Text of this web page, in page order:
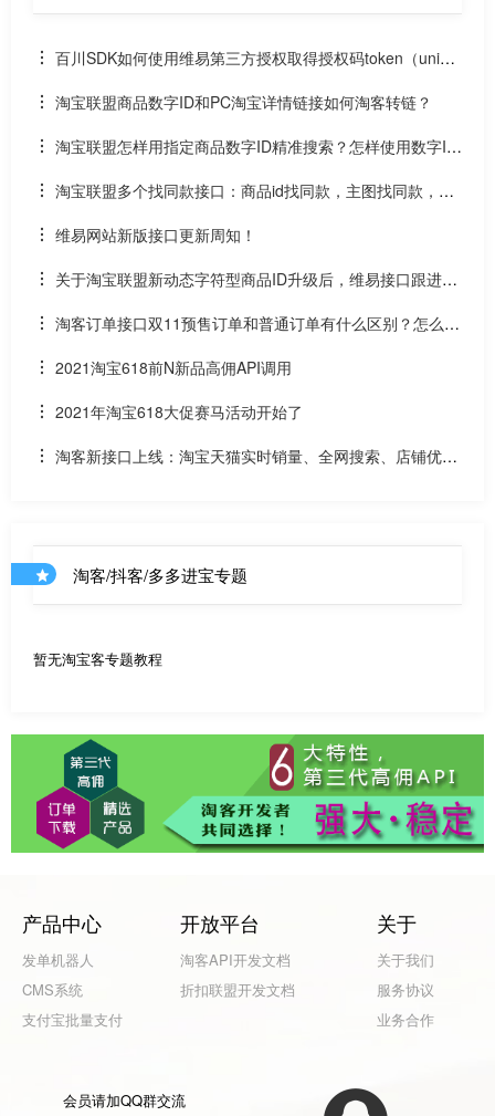
百川SDK如何使用维易第三方授权取得授权码token（uniap
p）淘宝联盟商品数字ID和PC淘宝详情链接如何淘客转链？
淘宝联盟怎样用指定商品数字ID精准搜索？怎样使用数字ID
和场景ID2转链？
淘宝联盟多个找同款接口：商品id找同款，主图找同款，SK
U找同款
维易网站新版接口更新周知！
关于淘宝联盟新动态字符型商品ID升级后，维易接口跟进情
况和API调用说明
淘客订单接口双11预售订单和普通订单有什么区别？怎么区
分是淘客双11预售订单是否已付尾款？预售中支付了定金的宝
贝该如何计算佣金
2021淘宝618前N新品高佣API调用
2021年淘宝618大促赛马活动开始了
淘客新接口上线：淘宝天猫实时销量、全网搜索、店铺优惠
淘客/抖客/多多进宝专题
暂无淘宝客专题教程
产品中心
发单机器人
CMS系统
支付宝批量支付
开放平台
淘客API开发文档
折扣联盟开发文档
关于
关于我们
服务协议
业务合作
会员请加QQ群交流